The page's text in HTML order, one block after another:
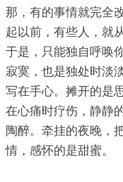
那，有的事情就完全
起以前，有些人，就
于是，只能独自呼唤
寂寞，也是独处时淡
写在手心。摊开的是
在心痛时疗伤，静静
陶醉。牵挂的夜晚，
情，感怀的是甜蜜。